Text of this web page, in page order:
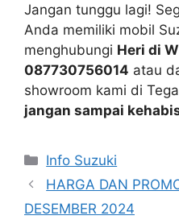
Jangan tunggu lagi!
Anda memiliki mobil
menghubungi Heri di
087730756014 atau
showroom kami di
jangan sampai
Info Suzuki
HARGA DAN
DESEMBER 2024